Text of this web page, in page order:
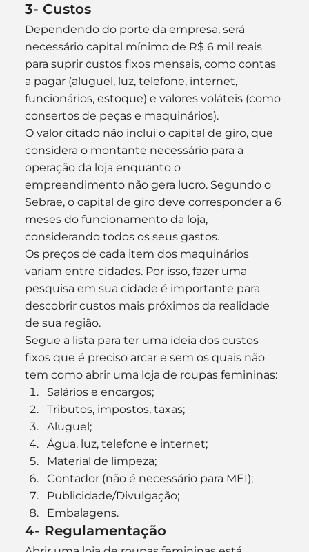
3- Custos
Dependendo do porte da empresa, será
necessário capital mínimo de R$ 6 mil reais
para suprir custos fixos mensais, como contas
a pagar (aluguel, luz, telefone, internet,
funcionários, estoque) e valores voláteis (como
consertos de peças e maquinários).
O valor citado não inclui o capital de giro, que
considera o montante necessário para a
operação da loja enquanto o
empreendimento não gera lucro. Segundo o
Sebrae, o capital de giro deve corresponder a 6
meses do funcionamento da loja,
considerando todos os seus gastos.
Os preços de cada item dos maquinários
variam entre cidades. Por isso, fazer uma
pesquisa em sua cidade é importante para
descobrir custos mais próximos da realidade
de sua região.
Segue a lista para ter uma ideia dos custos
fixos que é preciso arcar e sem os quais não
tem como abrir uma loja de roupas femininas:
Salários e encargos;
Tributos, impostos, taxas;
Aluguel;
Água, luz, telefone e internet;
Material de limpeza;
Contador (não é necessário para MEI);
Publicidade/Divulgação;
Embalagens.
4- Regulamentação